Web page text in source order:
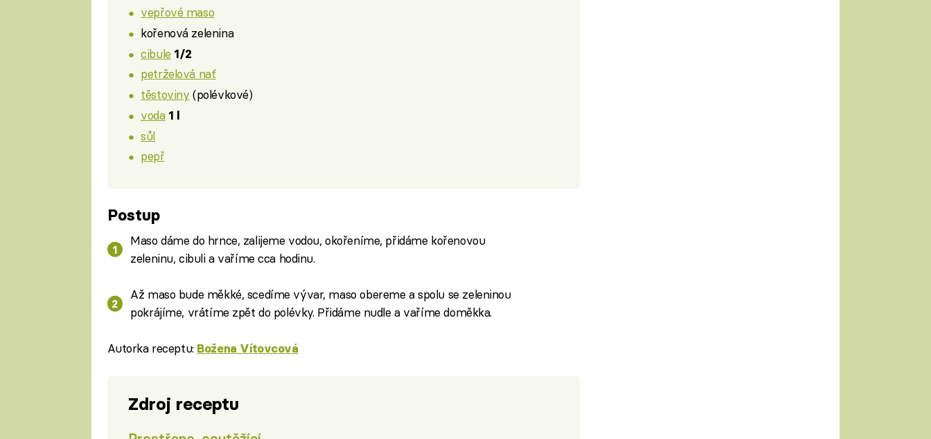
vepřové maso
kořenová zelenina
cibule 1/2
petrželová nať
těstoviny (polévkové)
voda 1 l
sůl
pepř
Postup
Maso dáme do hrnce, zalijeme vodou, okořeníme, přidáme kořenovou
zeleninu, cibuli a vaříme cca hodinu.
Až maso bude měkké, scedíme vývar, maso obereme a spolu se zeleninou
pokrájíme, vrátíme zpět do polévky. Přidáme nudle a vaříme doměkka.
Autorka receptu: Božena Vítovcová
Zdroj receptu